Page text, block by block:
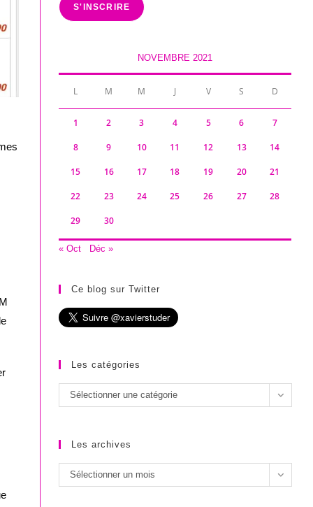
S'INSCRIRE
NOVEMBRE 2021
L M M J V S D
1 2 3 4 5 6 7
8 9 10 11 12 13 14
15 16 17 18 19 20 21
22 23 24 25 26 27 28
29 30
« Oct Déc »
Ce blog sur Twitter
Les catégories
Les
catégories
Sélectionner une catégorie
Les archives
Les
archives
Sélectionner un mois